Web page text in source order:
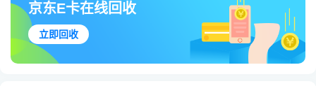
京东E卡在线回收
立即回收